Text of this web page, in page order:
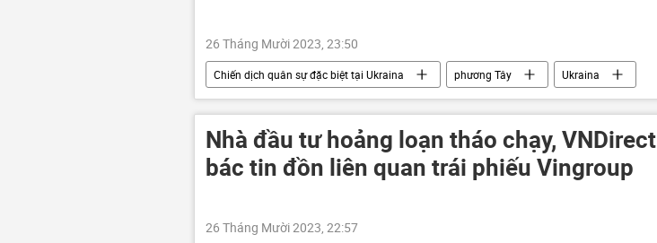
26 Tháng Mười 2023, 23:50
Chiến dịch quân sự đặc biệt tại Ukraina phương Tây
Ukraina
Cuộc khủng hoảng ở Ukraina
tham nhũng viện trợ Kinh tế
EU
Nhà đầu tư hoảng loạn tháo chạy, VNDirect
bác tin đồn liên quan trái phiếu Vingroup
26 Tháng Mười 2023, 22:57